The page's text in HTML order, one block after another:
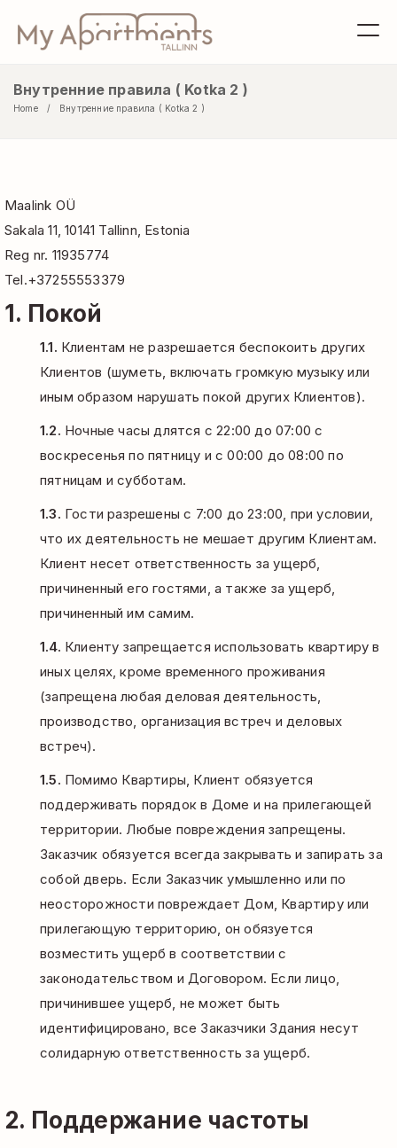
Внутренние правила ( Kotka 2 )
Home Внутренние правила ( Kotka 2 )
Maalink OÜ
Sakala 11, 10141 Tallinn, Estonia
Reg nr. 11935774
Tel.+37255553379
1. Покой
1.1. Клиентам не разрешается беспокоить других
Клиентов (шуметь, включать громкую музыку или
иным образом нарушать покой других Клиентов).
1.2. Ночные часы длятся с 22:00 до 07:00 с
воскресенья по пятницу и с 00:00 до 08:00 по
пятницам и субботам.
1.3. Гости разрешены с 7:00 до 23:00, при условии,
что их деятельность не мешает другим Клиентам.
Клиент несет ответственность за ущерб,
причиненный его гостями, а также за ущерб,
причиненный им самим.
1.4. Клиенту запрещается использовать квартиру в
иных целях, кроме временного проживания
(запрещена любая деловая деятельность,
производство, организация встреч и деловых
встреч).
1.5. Помимо Квартиры, Клиент обязуется
поддерживать порядок в Доме и на прилегающей
территории. Любые повреждения запрещены.
Заказчик обязуется всегда закрывать и запирать за
собой дверь. Если Заказчик умышленно или по
неосторожности повреждает Дом, Квартиру или
прилегающую территорию, он обязуется
возместить ущерб в соответствии с
законодательством и Договором. Если лицо,
причинившее ущерб, не может быть
идентифицировано, все Заказчики Здания несут
солидарную ответственность за ущерб.
2. Поддержание частоты